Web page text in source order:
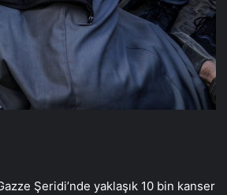
Şeridi’nde yaklaşık 10 bin kanser